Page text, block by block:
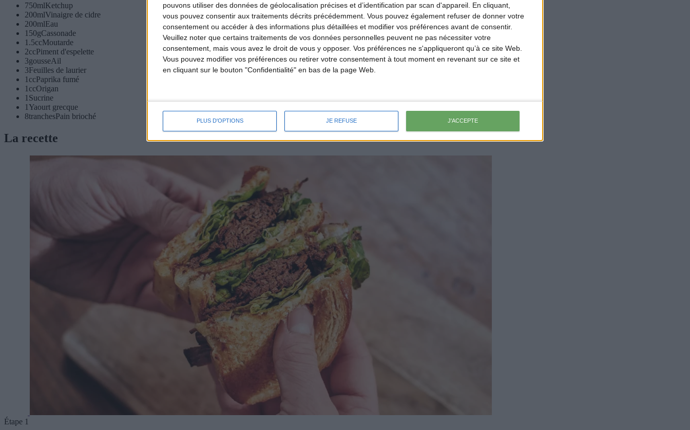
pouvons utiliser des données de géolocalisation précises et d’identification par scan d'appareil. En cliquant,
vous pouvez consentir aux traitements décrits précédemment. Vous pouvez également refuser de donner votre
consentement ou accéder à des informations plus détaillées et modifier vos préférences avant de consentir.
Veuillez noter que certains traitements de vos données personnelles peuvent ne pas nécessiter votre
consentement, mais vous avez le droit de vous y opposer. Vos préférences ne s'appliqueront qu’à ce site Web.
Vous pouvez modifier vos préférences ou retirer votre consentement à tout moment en revenant sur ce site et
en cliquant sur le bouton "Confidentialité" en bas de la page Web.
PLUS D'OPTIONS JE REFUSE J'ACCEPTE
750mlKetchup
200mlVinaigre de cidre
200mlEau
150gCassonade
1.5ccMoutarde
2ccPiment d'espelette
3gousseAil
3Feuilles de laurier
1 ccPaprika fumé
1 ccOrigan
1 Sucrine
1Yaourt grecque
8tranchesPain brioché
La recette
Étape 1